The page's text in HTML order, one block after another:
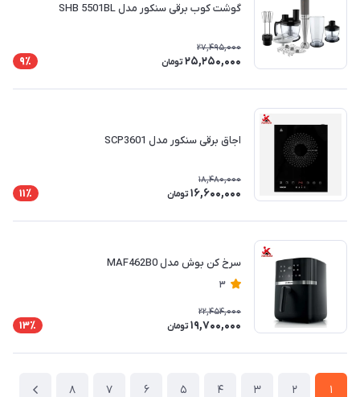
گوشت کوب برقی سنکور مدل SHB 5501BL
27,495,000
25,250,000 تومان 9٪
اجاق برقی سنکور مدل SCP3601
18,480,000
16,600,000 تومان 11٪
سرخ کن بوش مدل MAF462B0
3
22,454,000
19,700,000 تومان 13٪
1
2
3
4
5
6
7
8